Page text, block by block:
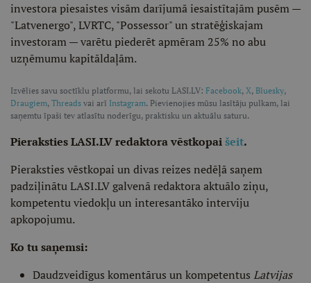
investora piesaistes visām darījumā iesaistītajām pusēm —
"Latvenergo", LVRTC, "Possessor" un stratēģiskajam
investoram — varētu piederēt apmēram 25% no abu
uzņēmumu kapitāldaļām.
Izvēlies savu soctīklu platformu, lai sekotu LASI.LV: Facebook, X, Bluesky,
Draugiem, Threads vai arī Instagram. Pievienojies mūsu lasītāju pulkam, lai
saņemtu īpaši tev atlasītu noderīgu, praktisku un aktuālu saturu.
Pieraksties LASI.LV redaktora vēstkopaišeit.
Pieraksties vēstkopai un divas reizes nedēļā saņem
padziļinātu LASI.LV galvenā redaktora aktuālo ziņu,
kompetentu viedokļu un interesantāko interviju
apkopojumu.
Ko tu saņemsi:
Daudzveidīgus komentārus un kompetentus Latvijas